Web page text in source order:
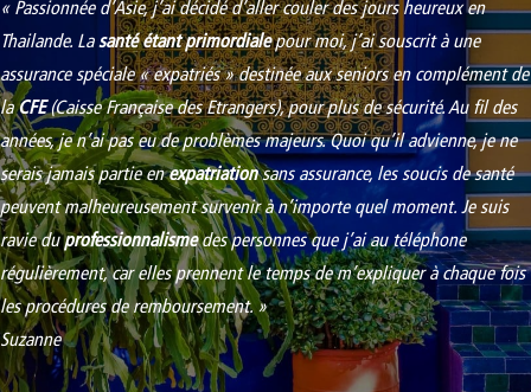
« Passionnée d’Asie, j’ai décidé d’aller couler des jours heureux en
Thailande. Lasanté étant primordialepour moi, j’ai souscrit à une
assurance spéciale « expatriés » destinée aux seniors en complément de
laCFE(Caisse Française des Etrangers), pour plus de sécurité. Au fil des
années, je n’ai pas eu de problèmes majeurs. Quoi qu’il advienne, je ne
serais jamais partie enexpatriationsans assurance, les soucis de santé
peuvent malheureusement survenir à n’importe quel moment. Je suis
ravie duprofessionnalismedes personnes que j’ai au téléphone
régulièrement, car elles prennent le temps de m’expliquer à chaque fois
les procédures de remboursement. »
Suzanne